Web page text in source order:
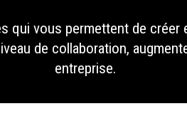
vous permettent de créer
de collaboration,
entreprise.